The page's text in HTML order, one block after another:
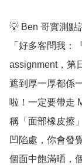
💡 Ben 哥實測點
「好多客問我：
assignment，第
遮到厚一厚都係
啦！一定要帶走
稱「面部橡皮擦
凹陷處，你會發
個面中飽滿晒，